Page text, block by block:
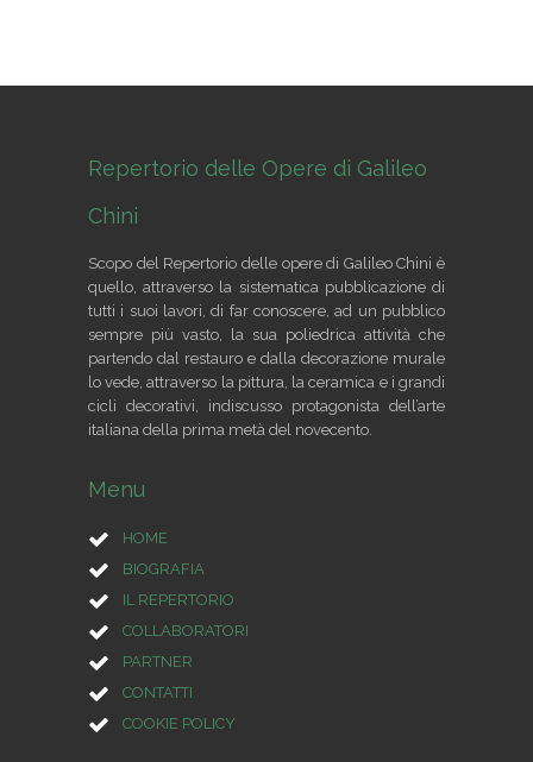
Repertorio delle Opere di Galileo
Chini
Scopo del Repertorio delle opere di Galileo Chini è
quello, attraverso la sistematica pubblicazione di
tutti i suoi lavori, di far conoscere, ad un pubblico
sempre più vasto, la sua poliedrica attività che
partendo dal restauro e dalla decorazione murale
lo vede, attraverso la pittura, la ceramica e i grandi
cicli decorativi, indiscusso protagonista dell’arte
italiana della prima metà del novecento.
Menu
HOME
BIOGRAFIA
IL REPERTORIO
COLLABORATORI
PARTNER
CONTATTI
COOKIE POLICY